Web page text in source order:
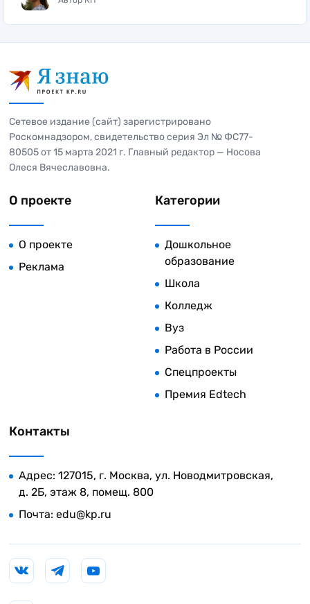
Сетевое издание (сайт) зарегистрировано
Роскомнадзором, свидетельство серия Эл № ФС77-
80505 от 15 марта 2021 г. Главный редактор — Носова
Олеся Вячеславовна.
О проекте
О проекте
Реклама
Категории
Дошкольное
образование
Школа
Колледж
Вуз
Работа в России
Спецпроекты
Премия Edtech
Контакты
Адрес: 127015, г. Москва, ул. Новодмитровская,
д. 2Б, этаж 8, помещ. 800
Почта: edu@kp.ru